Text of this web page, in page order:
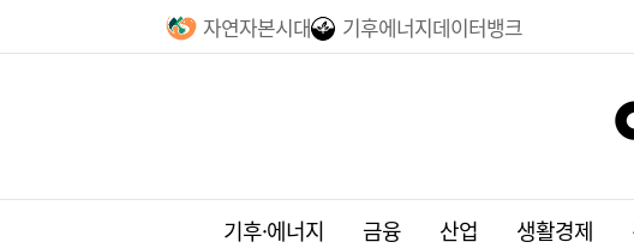
자연자본시대 기후에너지데이터뱅크
기후·에너지 금융 산업 생활경제